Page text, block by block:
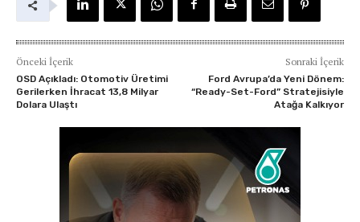
Önceki İçerik
OSD Açıkladı: Otomotiv Üretimi
Gerilerken İhracat 13,8 Milyar
Dolara Ulaştı
Sonraki İçerik
Ford Avrupa’da Yeni Dönem:
“Ready-Set-Ford” Stratejisiyle
Atağa Kalkıyor